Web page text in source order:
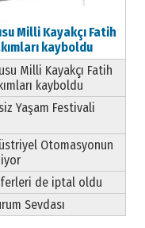
Milli Kayakçı Fatih
kayboldu
Milli Kayakçı Fatih
kayboldu
Yaşam Festivali
Otomasyonun
de iptal oldu
Sevdası